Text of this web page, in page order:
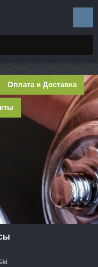
Оплата и Доставка